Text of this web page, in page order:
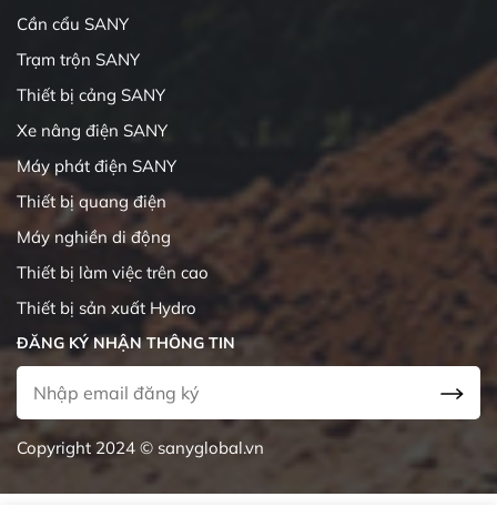
Cần cẩu SANY
Trạm trộn SANY
Thiết bị cảng SANY
Xe nâng điện SANY
Máy phát điện SANY
Thiết bị quang điện
Máy nghiền di động
Thiết bị làm việc trên cao
Thiết bị sản xuất Hydro
ĐĂNG KÝ NHẬN THÔNG TIN
Copyright 2024 © sanyglobal.vn